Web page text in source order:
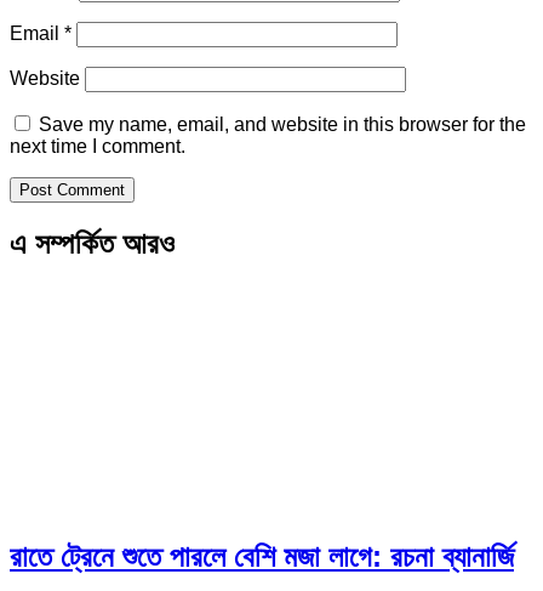
Email *
Website
Save my name, email, and website in this browser for the
next time I comment.
এ সম্পর্কিত আরও
রাতে ট্রেনে শুতে পারলে বেশি মজা লাগে: রচনা ব্যানার্জি